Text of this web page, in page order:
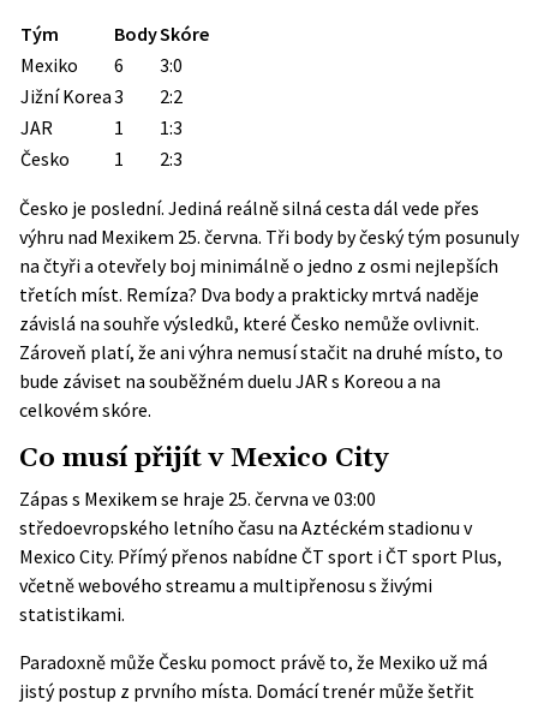
Tým BodySkóre
Mexiko
6
3:0
Jižní Korea3
2:2
JAR
1
1:3
Česko
1 2:3
Česko je poslední. Jediná reálně silná cesta dál vede přes
výhru nad Mexikem 25. června. Tři body by český tým posunuly
na čtyři a otevřely boj minimálně o jedno z osmi nejlepších
třetích míst. Remíza? Dva body a prakticky mrtvá naděje
závislá na souhře výsledků, které Česko nemůže ovlivnit.
Zároveň platí, že ani výhra nemusí stačit na druhé místo, to
bude záviset na souběžném duelu JAR s Koreou a na
celkovém skóre.
Co musí přijít v Mexico City
Zápas s Mexikem se hraje 25. června ve 03:00
středoevropského letního času na Aztéckém stadionu v
Mexico City. Přímý přenos nabídne ČT sport i ČT sport Plus,
včetně webového streamu a multipřenosu s živými
statistikami.
Paradoxně může Česku pomoct právě to, že Mexiko už má
jistý postup z prvního místa. Domácí trenér může šetřit